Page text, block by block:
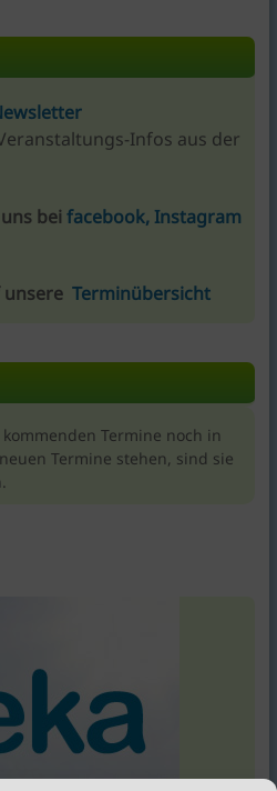
Infos aus der
bei facebook, Instagram
unsere Terminübersicht
Termine noch in
Termine stehen, sind sie